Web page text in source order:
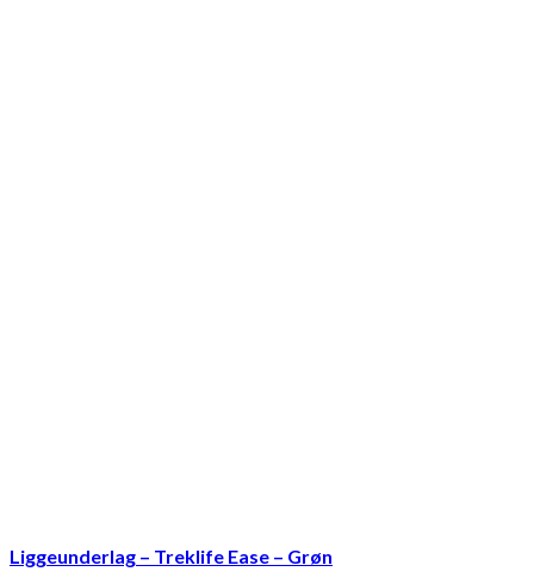
Liggeunderlag – Treklife Ease – Grøn